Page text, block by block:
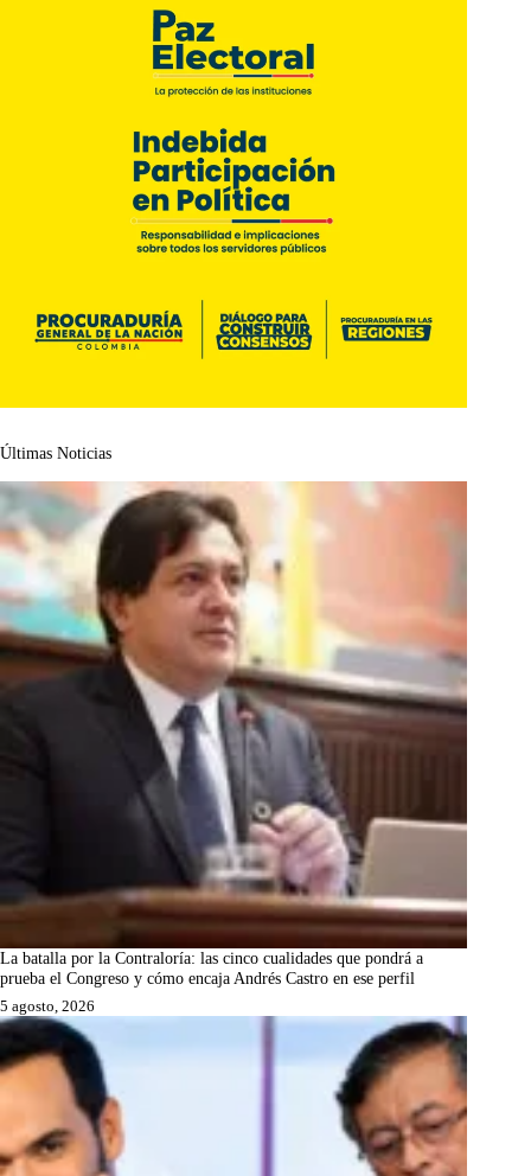
Últimas Noticias
La batalla por la Contraloría: las cinco cualidades que pondrá a
prueba el Congreso y cómo encaja Andrés Castro en ese perfil
5 agosto, 2026